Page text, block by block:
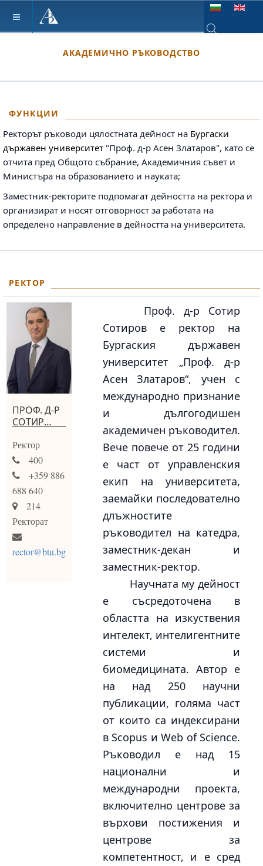
Изберете език
АКАДЕМИЧНО РЪКОВОДСТВО
ФУНКЦИИ
Ректорът ръководи цялостната дейност на Бургаски
държавен университет "Проф. д-р Асен Златаров", като се
отчита пред Общото събрание, Академичния съвет и
Министъра на образованието и науката;
Заместник-ректорите подпомагат дейността на ректора и
организират и носят отговорност за работата на
определено направление в дейността на университета.
РЕКТОР
ПРОФ. Д-Р
СОТИР
Ректор
400
+359 886
688 640
214
Ректорат
rector@btu.bg
Проф. д-р Сотир
Сотиров е ректор на
Бургаския държавен
университет „Проф. д-р
Асен Златаров“, учен с
международно признание
и дългогодишен
академичен ръководител.
Вече повече от 25 години
е част от управленския
екип на университета,
заемайки последователно
длъжностите
ръководител на катедра,
заместник-декан и
заместник-ректор.
Научната му дейност
е съсредоточена в
областта на изкуствения
интелект, интелигентните
системи и
биомедицината. Автор е
на над 250 научни
публикации, голяма част
от които са индексирани
в Scopus и Web of Science.
Ръководил е над 15
национални и
международни проекта,
включително центрове за
върхови постижения и
центрове за
компетентност, и е сред